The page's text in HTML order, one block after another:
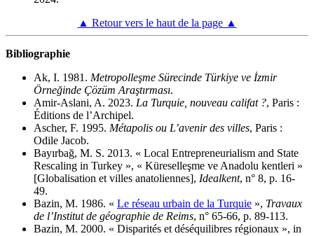
▲ Retour vers le haut de la page ▲
Bibliographie
Ak, I. 1981. Metropolleşme Sürecinde Türkiye ve İzmir
Örneğinde Çözüm Araştırması.
Amir-Aslani, A. 2023. La Turquie, nouveau califat ?, Paris :
Éditions de l’Archipel.
Ascher, F. 1995. Métapolis ou L’avenir des villes, Paris :
Odile Jacob.
Bayırbağ, M. S. 2013. « Local Entrepreneurialism and State
Rescaling in Turkey », « Küreselleşme ve Anadolu kentleri »
[Globalisation et villes anatoliennes], Idealkent, n° 8, p. 16-
49.
Bazin, M. 1986. « Le réseau urbain de la Turquie », Travaux
de l’Institut de géographie de Reims, n° 65-66, p. 89-113.
Bazin, M. 2000. « Disparités et déséquilibres régionaux », in